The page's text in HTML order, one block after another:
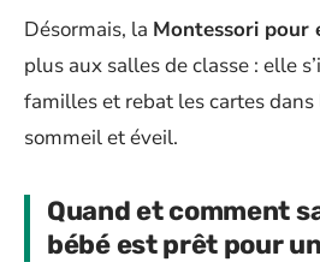
Désormais, la Montessori pour
plus aux salles de classe : elle
familles et rebat les cartes dans
sommeil et éveil.
Quand et comment
bébé est prêt pour